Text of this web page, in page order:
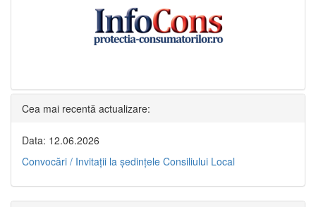
Cea mai recentă actualizare:
Data: 12.06.2026
Convocări / Invitaţii la şedinţele Consiliului Local